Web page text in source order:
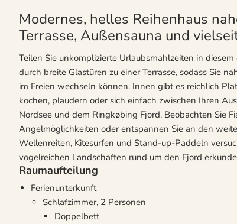
Modernes, helles Reihenhaus
Terrasse, Außensauna und
Teilen Sie unkomplizierte Urlaubsmahlzeiten in
durch breite Glastüren zu einer Terrasse, sodass Sie
im Freien wechseln können. Innen gibt es reichlich
kochen, plaudern oder sich einfach zwischen Ihren
Nordsee und dem Ringkøbing Fjord. Beobachten Sie
Angelmöglichkeiten oder entspannen Sie an den
Wellenreiten, Kitesurfen und Stand-up-Paddeln
vogelreichen Landschaften rund um den Fjord
Raumaufteilung
Ferienunterkunft
Schlafzimmer, 2 Personen
Doppelbett